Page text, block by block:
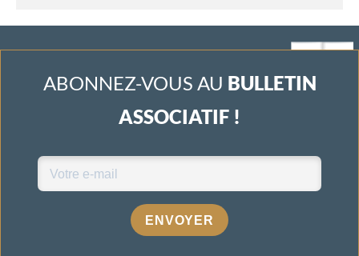
ABONNEZ-VOUS AU BULLETIN
ASSOCIATIF !
ENVOYER